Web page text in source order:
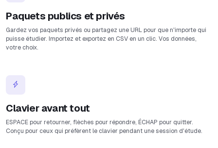
Paquets publics et privés
Gardez vos paquets privés ou partagez une URL pour que n'importe qui
puisse étudier. Importez et exportez en CSV en un clic. Vos données,
votre choix.
Clavier avant tout
ESPACE pour retourner, flèches pour répondre, ÉCHAP pour quitter.
Conçu pour ceux qui préfèrent le clavier pendant une session d'étude.